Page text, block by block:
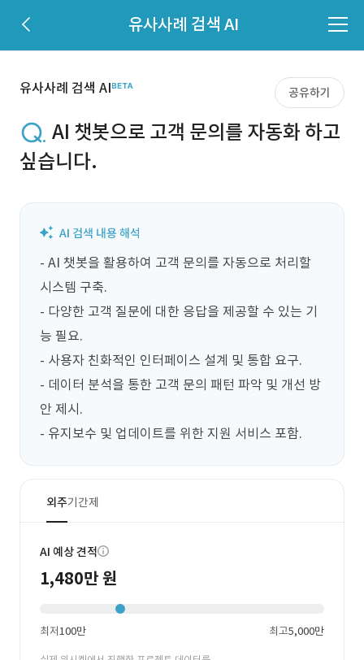
유사사례 검색 AI
유사사례 검색 AI 공유하기
AI 챗봇으로 고객 문의를 자동화 하고
싶습니다.
- AI 챗봇을 활용하여 고객 문의를 자동으로 처리할
시스템 구축.
- 다양한 고객 질문에 대한 응답을 제공할 수 있는 기
능 필요.
- 사용자 친화적인 인터페이스 설계 및 통합 요구.
- 데이터 분석을 통한 고객 문의 패턴 파악 및 개선 방
안 제시.
- 유지보수 및 업데이트를 위한 지원 서비스 포함.
외주기간제
AI 예상 견적
1,480만 원
최저100만 최고5,000만